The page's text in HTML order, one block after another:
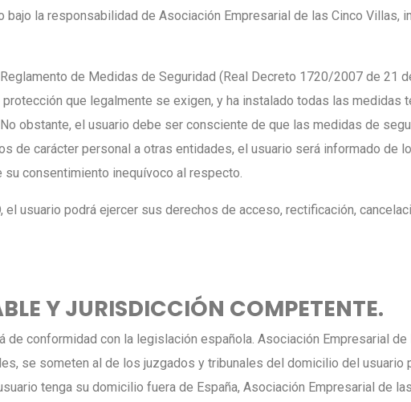
bajo la responsabilidad de Asociación Empresarial de las Cinco
de Medidas de Seguridad (Real Decreto 1720/2007 de 21
que legalmente se exigen, y ha instalado todas las medidas
obstante, el usuario debe ser consciente de que las medidas de
de carácter personal a otras entidades, el usuario será informado de
consentimiento inequívoco al respecto.
el usuario podrá ejercer sus derechos de acceso, rectificación,
Y JURISDICCIÓN COMPETENTE.
conformidad con la legislación española. Asociación Empresarial
se someten al de los juzgados y tribunales del domicilio del usuario
tenga su domicilio fuera de España, Asociación Empresarial de